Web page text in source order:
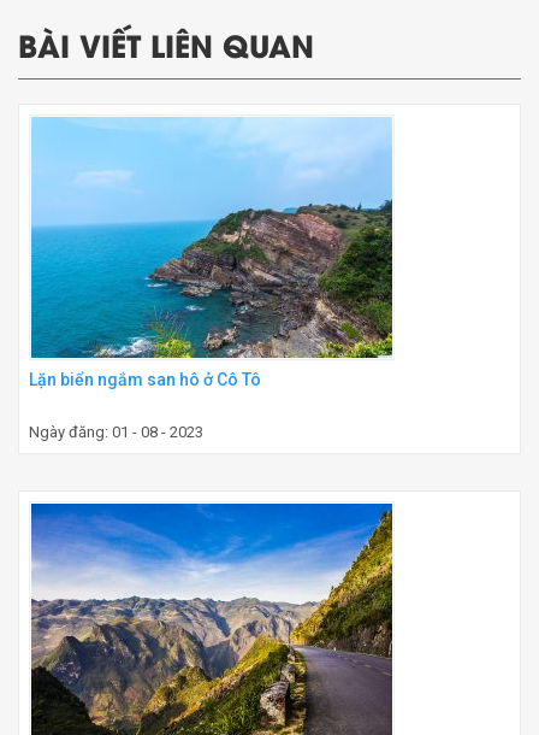
BÀI VIẾT LIÊN QUAN
Lặn biển ngắm san hô ở Cô Tô
Ngày đăng: 01 - 08 - 2023